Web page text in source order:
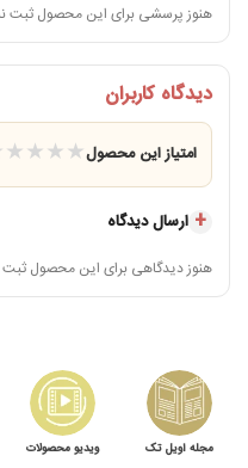
هنوز پرسشی برای این محصول ثبت
دیدگاه کاربران
امتیاز این محصول ★★★★
ارسال دیدگاه
هنوز دیدگاهی برای این محصول
مجله اویل تک ویدیو محصولات